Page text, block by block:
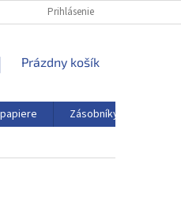
Prihlásenie
NÁKUPNÝ
Prázdny košík
Zásobníky a dávkovače